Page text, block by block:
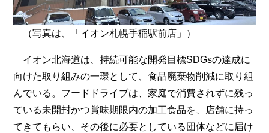
（写真は、「イオン札幌手稲駅前店」）
イオン北海道は、持続可能な開発目標SDGsの達成に
向けた取り組みの一環として、食品廃棄物削減に取り組
んでいる。フードドライブは、家庭で消費されずに残っ
ている未開封かつ賞味期限内の加工食品を、店舗に持っ
てきてもらい、その後に必要としている団体などに届け